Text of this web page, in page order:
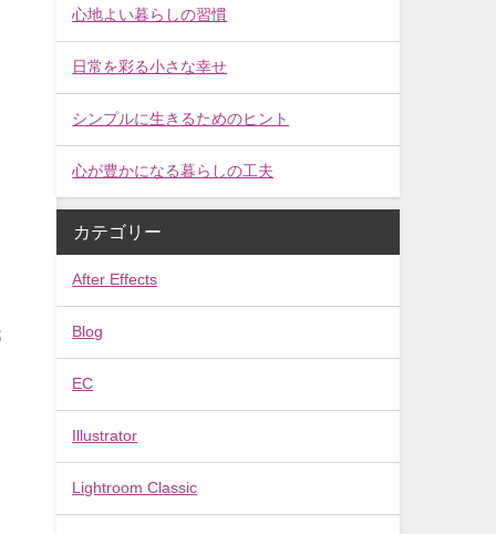
心地よい暮らしの習慣
日常を彩る小さな幸せ
シンプルに生きるためのヒント
心が豊かになる暮らしの工夫
カテゴリー
After Effects
Blog
EC
Illustrator
Lightroom Classic